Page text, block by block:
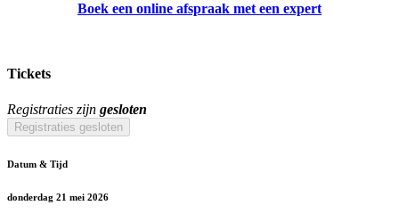
Boek een online afspraak met een expert
Tickets
Registraties zijn gesloten
Registraties gesloten
Datum & Tijd
donderdag 21 mei 2026